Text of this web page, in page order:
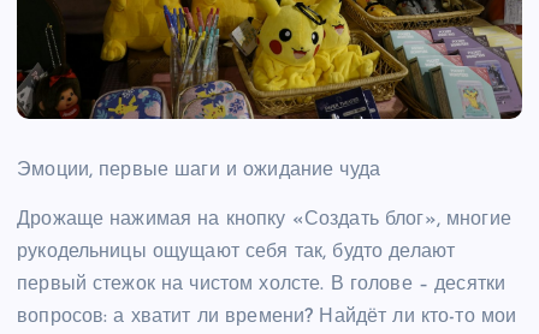
Эмоции, первые шаги и ожидание чуда
Дрожаще нажимая на кнопку «Создать блог», многие
рукодельницы ощущают себя так, будто делают
первый стежок на чистом холсте. В голове – десятки
вопросов: а хватит ли времени? Найдёт ли кто-то мои